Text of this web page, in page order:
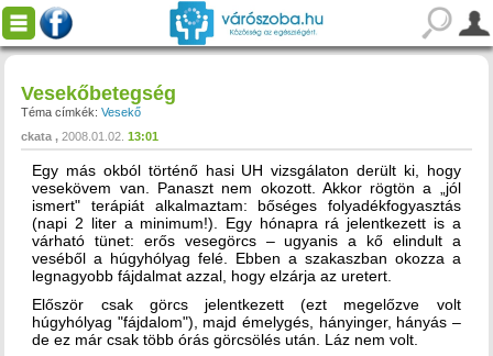
Vesekőbetegség
Téma címkék: Vesekő
ckata
2008.01.02. 13:01
Egy más okból történő hasi UH vizsgálaton derült ki, hogy
vesekövem van. Panaszt nem okozott. Akkor rögtön a „jól
ismert" terápiát alkalmaztam: bőséges folyadékfogyasztás
(napi 2 liter a minimum!). Egy hónapra rá jelentkezett is a
várható tünet: erős vesegörcs – ugyanis a kő elindult a
veséből a húgyhólyag felé. Ebben a szakaszban okozza a
legnagyobb fájdalmat azzal, hogy elzárja az uretert.
Először csak görcs jelentkezett (ezt megelőzve volt
húgyhólyag "fájdalom"), majd émelygés, hányinger, hányás –
de ez már csak több órás görcsölés után. Láz nem volt.